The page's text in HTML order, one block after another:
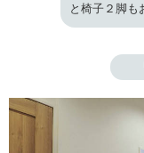
と椅子２脚も